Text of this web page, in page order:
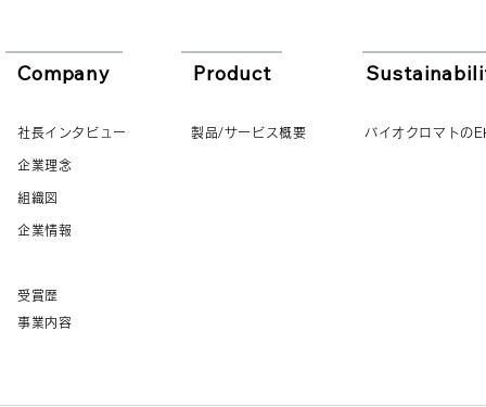
Company
社長インタビュー
企業理念
組織図
企業情報
受賞歴
Product
製品/サービス概要
事業内容
バイオクロマトの